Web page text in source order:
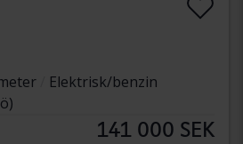
Elektrisk/benzin
141 000 SEK